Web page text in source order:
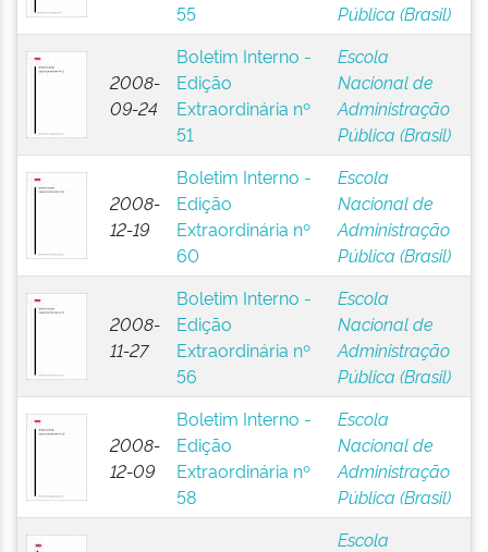
55
Pública (Brasil)
2008-
09-24
Boletim Interno -
Edição
Extraordinária nº
51
Escola
Nacional de
Administração
Pública (Brasil)
2008-
12-19
Boletim Interno -
Edição
Extraordinária nº
60
Escola
Nacional de
Administração
Pública (Brasil)
2008-
11-27
Boletim Interno -
Edição
Extraordinária nº
56
Escola
Nacional de
Administração
Pública (Brasil)
2008-
12-09
Boletim Interno -
Edição
Extraordinária nº
58
Escola
Nacional de
Administração
Pública (Brasil)
Escola